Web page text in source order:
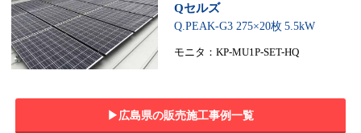
Qセルズ
Q.PEAK-G3 275×20枚 5.5kW
モニタ：KP-MU1P-SET-HQ
▶︎広島県の販売施工事例一覧